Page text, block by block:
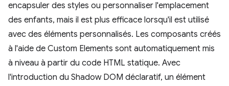
encapsuler des styles ou personnaliser l'emplacement
des enfants, mais il est plus efficace lorsqu'il est utilisé
avec des éléments personnalisés. Les composants créés
à l'aide de Custom Elements sont automatiquement mis
à niveau à partir du code HTML statique. Avec
l'introduction du Shadow DOM déclaratif, un élément